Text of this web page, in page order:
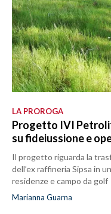
LA PROROGA
Progetto IVI
su fideiussione e
Il progetto riguarda la
dell’ex raffineria Sipsa in
residenze e campo da golf
Marianna Guarna